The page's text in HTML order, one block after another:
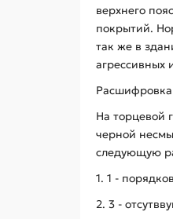
верхнего
покрытий.
так же в
агрессивных
На торцевой
черной
следующую
1. 1 -
2. 3 -